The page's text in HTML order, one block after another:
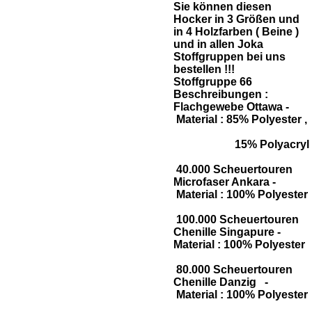
Sie können diesen
Hocker in 3 Größen und
in 4 Holzfarben ( Beine )
und in allen Joka
Stoffgruppen bei uns
bestellen !!!
Stoffgruppe 66
Beschreibungen :
Flachgewebe Ottawa -
Material : 85% Polyester ,
15% Polyacryl
40.000 Scheuertouren
Microfaser Ankara -
Material : 100% Polyester
100.000 Scheuertouren
Chenille Singapure -
Material : 100% Polyester
80.000 Scheuertouren
Chenille Danzig -
Material : 100% Polyester